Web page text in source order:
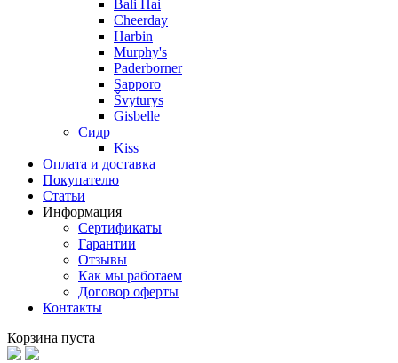
Bali Hai
Cheerday
Harbin
Murphy's
Paderborner
Sapporo
Švyturys
Gisbelle
Сидр
Kiss
Оплата и доставка
Покупателю
Статьи
Информация
Сертификаты
Гарантии
Отзывы
Как мы работаем
Договор оферты
Контакты
Корзина пуста